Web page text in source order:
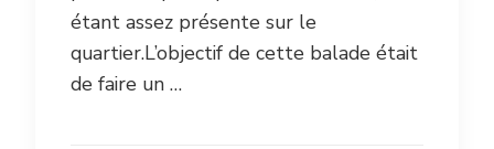
étant assez présente sur le
quartier.L’objectif de cette balade était
de faire un …